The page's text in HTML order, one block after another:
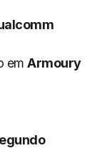
emArmoury